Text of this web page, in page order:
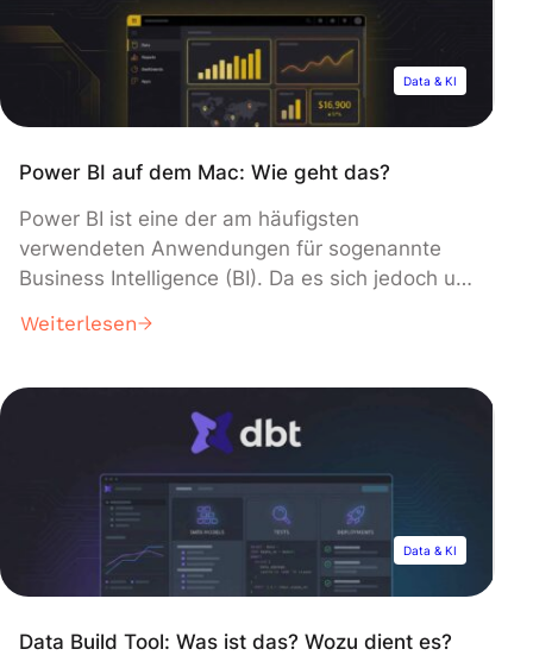
Data & KI
Power BI auf dem Mac: Wie geht das?
Power BI ist eine der am häufigsten
verwendeten Anwendungen für sogenannte
Business Intelligence (BI). Da es sich jedoch um
ursprünglich nicht für „Mac-User“ gedacht und
als „Running Power BI on a Mac“ bezeichnet.
Bei der Entwicklung von Power BI wurde nicht
Weiterlesen
Data & KI
Data Build Tool: Was ist das? Wozu dient es?